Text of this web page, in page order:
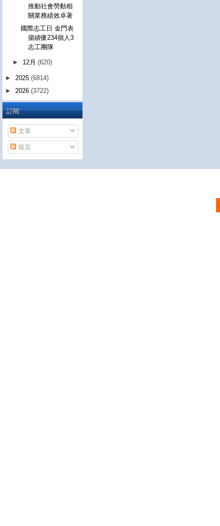
推動社會勞動相
關業務績效卓著
國際志工日 金門表
揚績優234個人3
志工團隊
► 12月(620)
► 2025 (6814)
► 2026 (3722)
訂閱
文章
留言